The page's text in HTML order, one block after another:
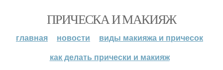
ПРИЧЕСКА И МАКИЯЖ
главная новости
виды макияжа и причесок
как делать прически и макияж